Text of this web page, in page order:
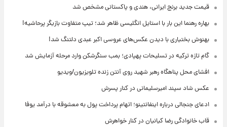
قیمت جدید برنج ایرانی، هندی و پاکستانی مشخص شد
بهاره رهنما این بار با استایل انگلیسی ظاهر شد؛ تیپ متفاوت بازیگر پرحاشیه!
بهنوش بختیاری با دیدن عکس‌های عروسی اکبر عبدی دلتنگ شد!
گام تازه ترکیه در تسلیحات پهپادی؛ بمب سنگرشکن وارد مرحله آزمایش شد
افشای محل پناهگاه‌ رهبر شهید روی آنتن زنده تلویزیون/ویدیو
عکس شاد سپند امیرسلیمانی در کنار پسرش
ادعای جنجالی درباره اینفانتینو؛ اتهام پرداخت پول به معشوقه با درآمد یوفا
قاب خانوادگی رضا کیانیان در کنار خواهرش